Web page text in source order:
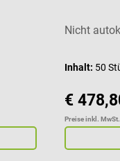
Nicht
Inhalt: 50
€
Preise inkl.